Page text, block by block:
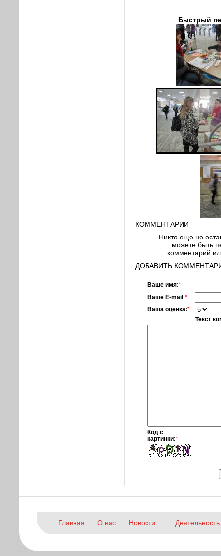
Быстрый
КОММЕНТАРИИ
Никто еще не
можете быть
комментарий
ДОБАВИТЬ
Ваше имя:*
Ваше E-mail:*
Ваша оценка:*
Текст
Код с
картинки:*
Главная О нас Новости Деятельность